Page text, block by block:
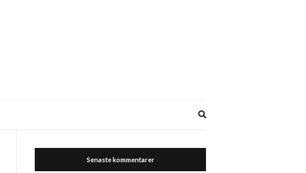
Senaste kommentarer